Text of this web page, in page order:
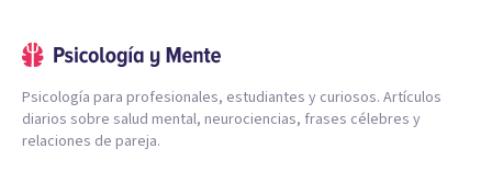
Psicología para profesionales, estudiantes y curiosos. Artículos
diarios sobre salud mental, neurociencias, frases célebres y
relaciones de pareja.